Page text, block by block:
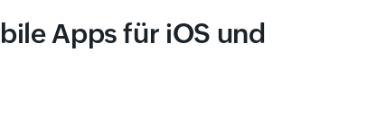
Apps für iOS und